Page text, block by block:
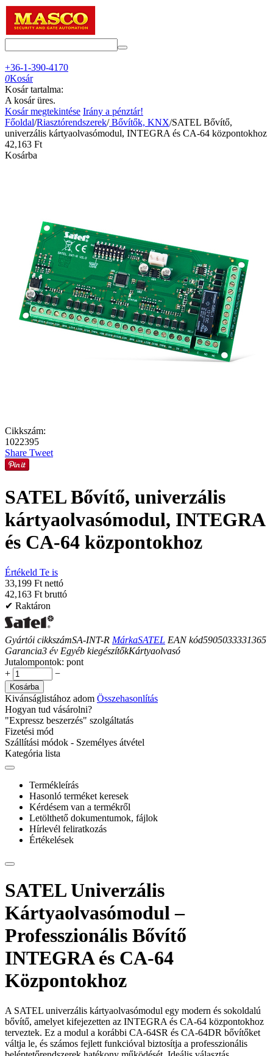
+36-1-390-4170
0Kosár
Kosár tartalma:
A kosár üres.
Kosár megtekintése Irány a pénztár!
Főoldal/Riasztórendszerek/Bővítők, KNX/SATEL Bővítő,
univerzális kártyaolvasómodul, INTEGRA és CA-64 központokhoz
42,163 Ft
Kosárba
Cikkszám:
1022395
Share Tweet
SATEL Bővítő, univerzális
kártyaolvasómodul, INTEGRA
és CA-64 központokhoz
Értékeld Te is
33,199 Ft nettó
42,163 Ft bruttó
✔ Raktáron
Gyártói cikkszámSA-INT-R MárkaSATEL EAN kód5905033331365
Garancia3 év Egyéb kiegészítőkKártyaolvasó
Jutalompontok: pont
+
−
Kosárba
Kivánságlistához adom Összehasonlítás
Hogyan tud vásárolni?
"Expressz beszerzés" szolgáltatás
Fizetési mód
Szállítási módok - Személyes átvétel
Kategória lista
Termékleírás
Hasonló terméket keresek
Kérdésem van a termékről
Letölthető dokumentumok, fájlok
Hírlevél feliratkozás
Értékelések
SATEL Univerzális
Kártyaolvasómodul –
Professzionális Bővítő
INTEGRA és CA-64
Központokhoz
A SATEL univerzális kártyaolvasómodul egy modern és sokoldalú
bővítő, amelyet kifejezetten az INTEGRA és CA-64 központokhoz
terveztek. Ez a modul a korábbi CA-64SR és CA-64DR bővítőket
váltja le, és számos fejlett funkcióval biztosítja a professzionális